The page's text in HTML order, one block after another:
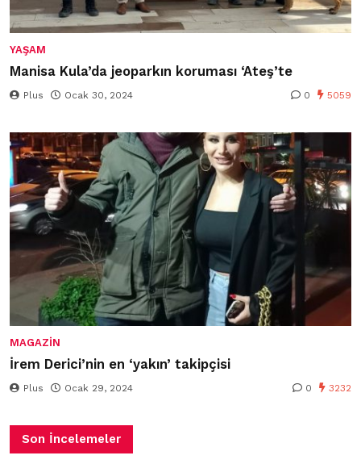
YAŞAM
Manisa Kula’da jeoparkın koruması ‘Ateş’te
Plus Ocak 30, 2024 0 5059
MAGAZIN
İrem Derici’nin en ‘yakın’ takipçisi
Plus Ocak 29, 2024 0 3232
Son İncelemeler